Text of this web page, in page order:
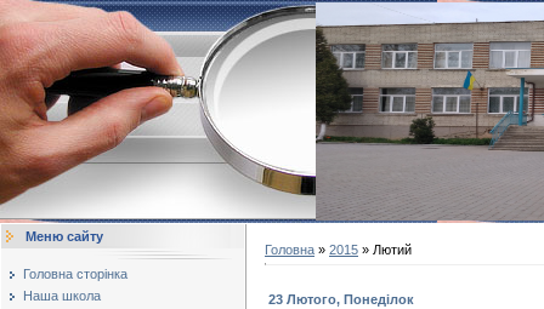
Меню сайту
Головна сторінка
Наша школа
Головна » 2015 » Лютий
23 Лютого, Понеділок